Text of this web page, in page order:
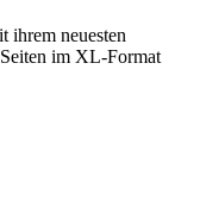
ihrem neuesten
im XL-Format